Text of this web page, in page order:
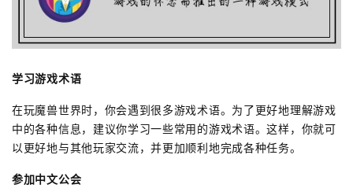
学习游戏术语
在玩魔兽世界时，你会遇到很多游戏术语。为了更好地理解游戏
中的各种信息，建议你学习一些常用的游戏术语。这样，你就可
以更好地与其他玩家交流，并更加顺利地完成各种任务。
参加中文公会